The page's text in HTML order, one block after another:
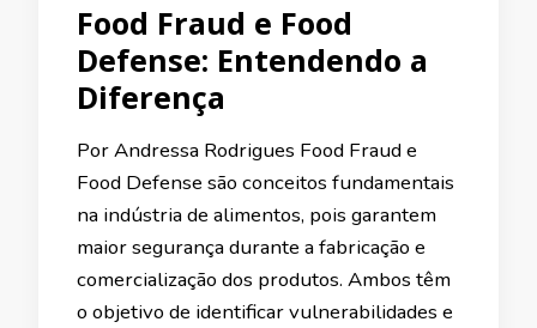
Food Fraud e Food
Defense: Entendendo a
Diferença
Por Andressa Rodrigues Food Fraud e
Food Defense são conceitos fundamentais
na indústria de alimentos, pois garantem
maior segurança durante a fabricação e
comercialização dos produtos. Ambos têm
o objetivo de identificar vulnerabilidades e